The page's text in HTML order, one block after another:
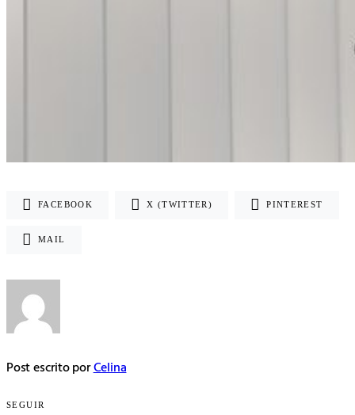
FACEBOOK X (TWITTER) PINTEREST
MAIL
Post escrito porCelina
SEGUIR